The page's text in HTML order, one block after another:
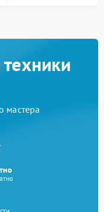
мастера